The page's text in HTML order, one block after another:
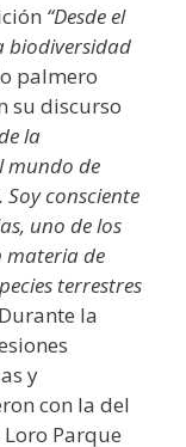
“Desde el
biodiversidad
palmero
su discurso
la
mundo de
consciente
uno de los
materia de
terrestres
Durante la
y
con la del
Parque